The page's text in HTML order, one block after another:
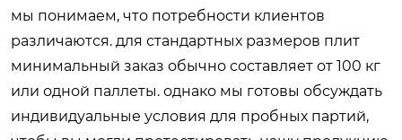
мы понимаем, что потребности клиентов
различаются. для стандартных размеров плит
минимальный заказ обычно составляет от 100 кг
или одной паллеты. однако мы готовы обсуждать
индивидуальные условия для пробных партий,